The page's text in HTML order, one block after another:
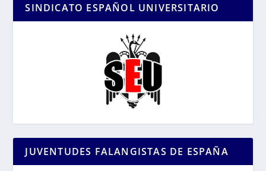
SINDICATO ESPAÑOL UNIVERSITARIO
JUVENTUDES FALANGISTAS DE ESPAÑA